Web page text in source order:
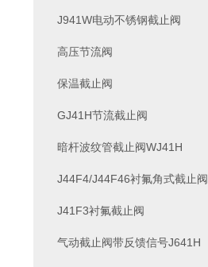
J941W电动不锈钢截止阀
高压节流阀
保温截止阀
GJ41H节流截止阀
暗杆波纹管截止阀WJ41H
J44F4/J44F46衬氟角式截止阀
J41F3衬氟截止阀
气动截止阀带反馈信号J641H